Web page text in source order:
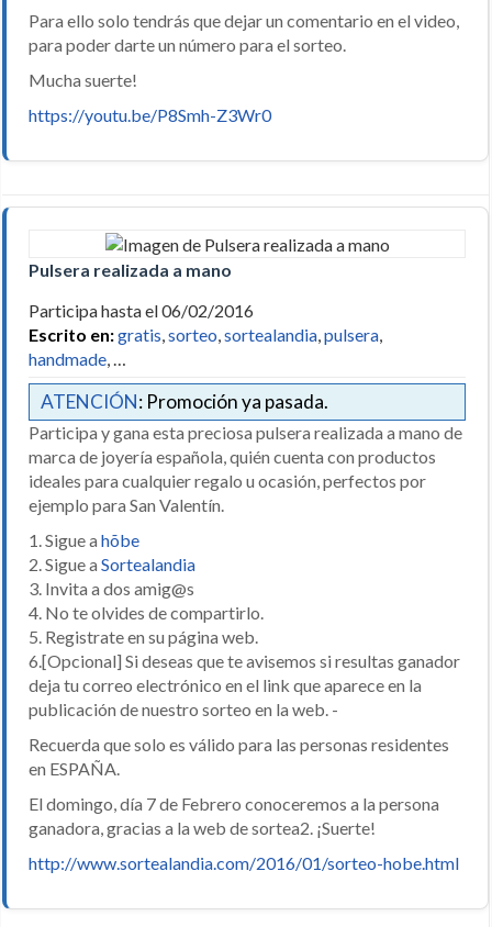
Para ello solo tendrás que dejar un comentario en el video,
para poder darte un número para el sorteo.
Mucha suerte!
https://youtu.be/P8Smh-Z3Wr0
Pulsera realizada a mano
Participa hasta el 06/02/2016
Escrito en:gratis sorteo sortealandia pulsera
handmade
ATENCIÓN: Promoción ya pasada.
Participa y gana esta preciosa pulsera realizada a mano de
marca de joyería española, quién cuenta con productos
ideales para cualquier regalo u ocasión, perfectos por
ejemplo para San Valentín.
1. Sigue a hõbe
2. Sigue a Sortealandia
3. Invita a dos amig@s
4. No te olvides de compartirlo.
5. Registrate en su página web.
6.[Opcional] Si deseas que te avisemos si resultas ganador
deja tu correo electrónico en el link que aparece en la
publicación de nuestro sorteo en la web. -
Recuerda que solo es válido para las personas residentes
en ESPAÑA.
El domingo, día 7 de Febrero conoceremos a la persona
ganadora, gracias a la web de sortea2. ¡Suerte!
http://www.sortealandia.com/2016/01/sorteo-hobe.html